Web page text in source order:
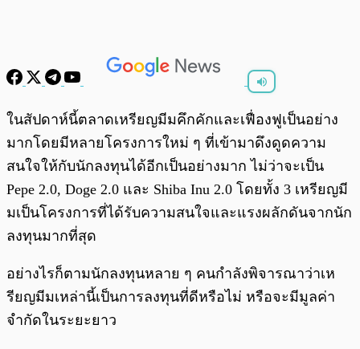
พร้อมเล่น 0:00/ 0:00
ในสัปดาห์นี้ตลาดเหรียญมีมคึกคักและเฟื่องฟูเป็นอย่าง
มากโดยมีหลายโครงการใหม่ ๆ ที่เข้ามาดึงดูดความ
สนใจให้กับนักลงทุนได้อีกเป็นอย่างมาก ไม่ว่าจะเป็น
Pepe 2.0, Doge 2.0 และ Shiba Inu 2.0 โดยทั้ง 3 เหรียญมี
มเป็นโครงการที่ได้รับความสนใจและแรงผลักดันจากนัก
ลงทุนมากที่สุด
อย่างไรก็ตามนักลงทุนหลาย ๆ คนกำลังพิจารณาว่าเห
รียญมีมเหล่านี้เป็นการลงทุนที่ดีหรือไม่ หรือจะมีมูลค่า
จำกัดในระยะยาว